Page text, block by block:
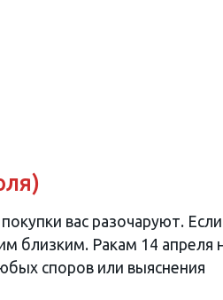
вас разочаруют. Если
близким. Ракам 14 апреля
споров или выяснения